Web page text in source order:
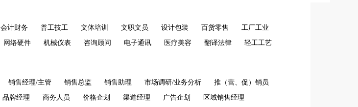
会计财务 普工技工 文体培训 文职文员 设计包装 百货零售 工厂工业
网络硬件 机械仪表 咨询顾问 电子通讯 医疗美容 翻译法律 轻工工艺
销售经理/主管 销售总监 销售助理 市场调研/业务分析 推（营、促）销员
品牌经理 商务人员 价格企划 渠道经理 广告企划 区域销售经理